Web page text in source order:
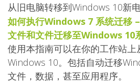
从旧电脑转移到Windows 10新电
如何执行Windows 7 系统迁移
文件和文件迁移至Windows 10
使用本指南可以在你的工作站
Windows 10。包括自动迁移
文件，数据，甚至应用程序。